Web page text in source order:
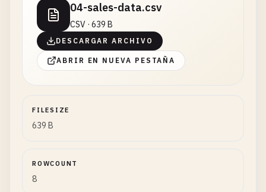
04-sales-data.csv
CSV · 639 B
DESCARGAR ARCHIVO
ABRIR EN NUEVA PESTAÑA
FILESIZE
639 B
ROWCOUNT
8